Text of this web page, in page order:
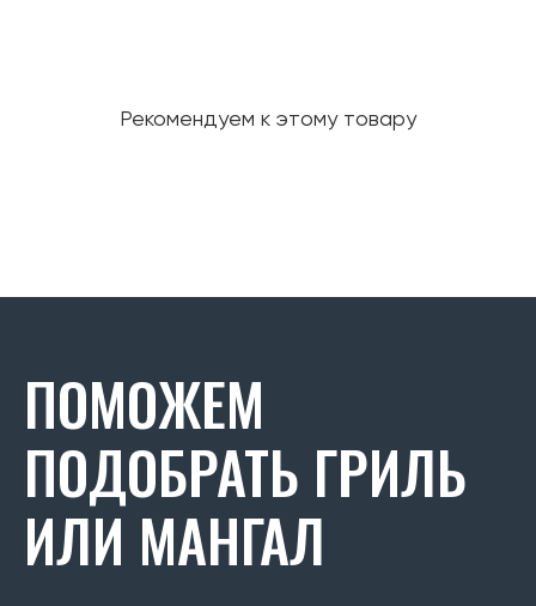
Рекомендуем к этому товару
ПОМОЖЕМ
ПОДОБРАТЬ ГРИЛЬ
ИЛИ МАНГАЛ